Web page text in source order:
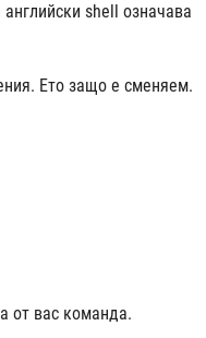
shell означава
Ето защо е сменяем.
от вас команда.